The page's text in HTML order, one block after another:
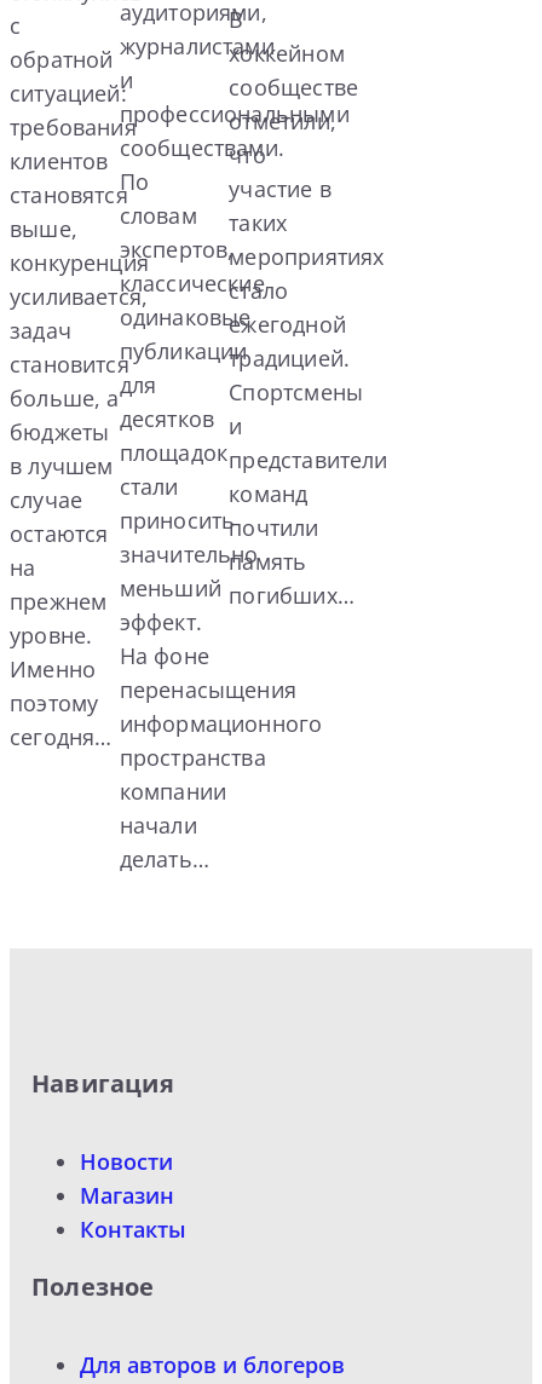
с
обратной
ситуацией:
требования
клиентов
становятся
выше,
конкуренция
усиливается,
задач
становится
больше, а
бюджеты
в лучшем
случае
остаются
на
прежнем
уровне.
Именно
поэтому
сегодня…
аудиториями,
журналистами
и
профессиональными
сообществами.
По
словам
экспертов,
классические
одинаковые
публикации
для
десятков
площадок
стали
приносить
значительно
меньший
эффект.
На фоне
перенасыщения
информационного
пространства
компании
начали
делать…
В
хоккейном
сообществе
отметили,
что
участие в
таких
мероприятиях
стало
ежегодной
традицией.
Спортсмены
и
представители
команд
почтили
память
погибших…
Навигация
Новости
Магазин
Контакты
Полезное
Для авторов и блогеров